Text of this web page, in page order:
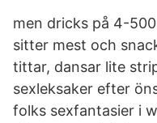
men dricks på 4-
sitter mest och
tittar, dansar lite
sexleksaker efter
folks sexfantasier i